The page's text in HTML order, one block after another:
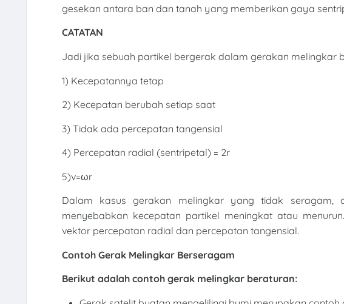
gesekan antara ban dan tanah yang memberikan gaya
CATATAN
Jadi jika sebuah partikel bergerak dalam gerakan melingkar
1) Kecepatannya tetap
2) Kecepatan berubah setiap saat
3) Tidak ada percepatan tangensial
4) Percepatan radial (sentripetal) = 2r
5)v=ωr
Dalam kasus gerakan melingkar yang tidak seragam,
menyebabkan kecepatan partikel meningkat atau
vektor percepatan radial dan percepatan tangensial.
Contoh Gerak Melingkar Berseragam
Berikut adalah contoh gerak melingkar beraturan: